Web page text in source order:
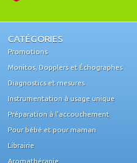
CATÉGORIES
Promotions
Monitos, Dopplers et Échographes
Diagnostics et mesures
Instrumentation à usage unique
Préparation à l'accouchement
Pour bébé et pour maman
Librairie
Aromathérapie